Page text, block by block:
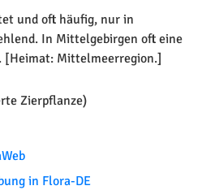
und oft häufig, nur in
In Mittelgebirgen oft eine
[Heimat: Mittelmeerregion.]
Zierpflanze)
in Flora-DE